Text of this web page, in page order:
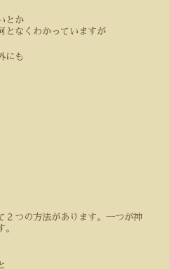
とか
となくわかっていますが
にも
２つの方法があります。一つが神